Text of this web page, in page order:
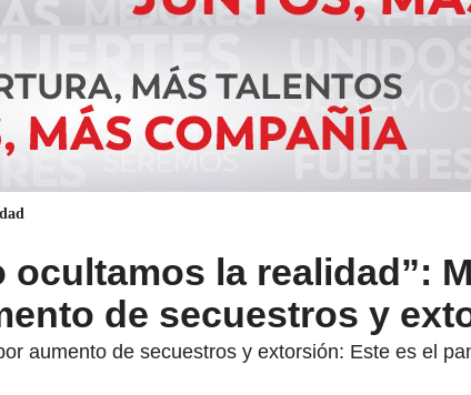
ocultamos la realidad”:
de secuestros y
aumento de secuestros y extorsión: Este es el